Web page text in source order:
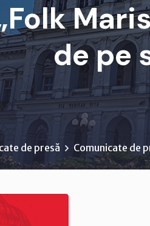
de pe
de presă Comunicate de